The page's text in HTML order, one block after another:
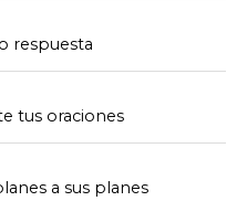
respuesta
tus oraciones
a sus planes